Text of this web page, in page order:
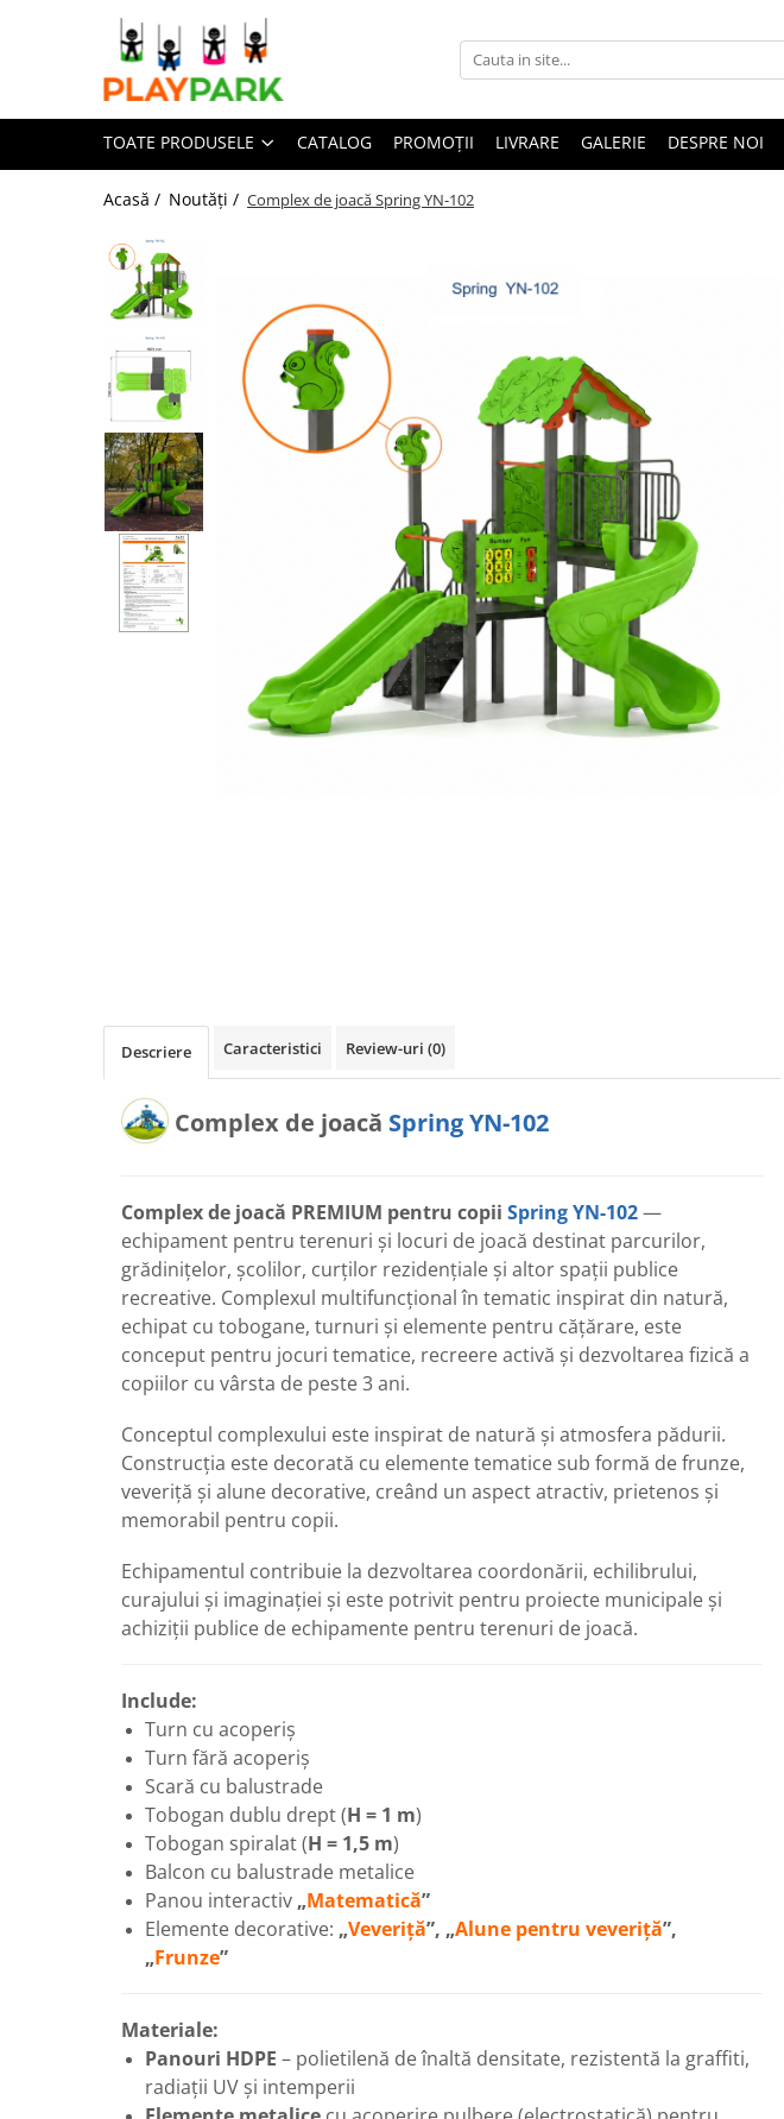
Toate Produsele
Complexe de Joacă
ROBINIA
WOOD (pentru casă și grădină)
Complexe de joacă Interior
Sport - Fitness
Aparate fitness exterior
Complexe WORKOUT
Complexe WORKOUT Kids
Aparate de forță FBarbell
Pentru terenuri sportive
Pentru săli de sport
Gardulețe
Pavilioane pentru grădinițe
Tobogane din plastic
Accesorii de joacă
Oferte și Proiecte
Structuri din Frânghie
Educativ / Creativ
Panouri Interactive
Instrumente Muzicale
Pardoseli din Cauciuc
Elemente Incluzive
TOATE PRODUSELE CATALOG PROMOȚII LIVRARE GALERIE DESPRE NOI
Acasă / Noutăți / Complex de joacă Spring YN-102
Descriere Caracteristici Review-uri (0)
Complex de joacă Spring YN-102
Complex de joacă PREMIUM pentru copii Spring YN-102—
echipament pentru terenuri și locuri de joacă destinat parcurilor,
grădinițelor, școlilor, curților rezidențiale și altor spații publice
recreative. Complexul multifuncțional în tematic inspirat din natură,
echipat cu tobogane, turnuri și elemente pentru cățărare, este
conceput pentru jocuri tematice, recreere activă și dezvoltarea fizică a
copiilor cu vârsta de peste 3 ani.
Conceptul complexului este inspirat de natură și atmosfera pădurii.
Construcția este decorată cu elemente tematice sub formă de frunze,
veveriță și alune decorative, creând un aspect atractiv, prietenos și
memorabil pentru copii.
Echipamentul contribuie la dezvoltarea coordonării, echilibrului,
curajului și imaginației și este potrivit pentru proiecte municipale și
achiziții publice de echipamente pentru terenuri de joacă.
Include:
Turn cu acoperiș
Turn fără acoperiș
Scară cu balustrade
Tobogan dublu drept (H = 1 m)
Tobogan spiralat (H = 1,5 m)
Balcon cu balustrade metalice
Panou interactiv „Matematică”
Elemente decorative: „Veveriță”, „Alune pentru veveriță”,
„Frunze”
Мateriale:
Panouri HDPE – polietilenă de înaltă densitate, rezistentă la graffiti,
radiații UV și intemperii